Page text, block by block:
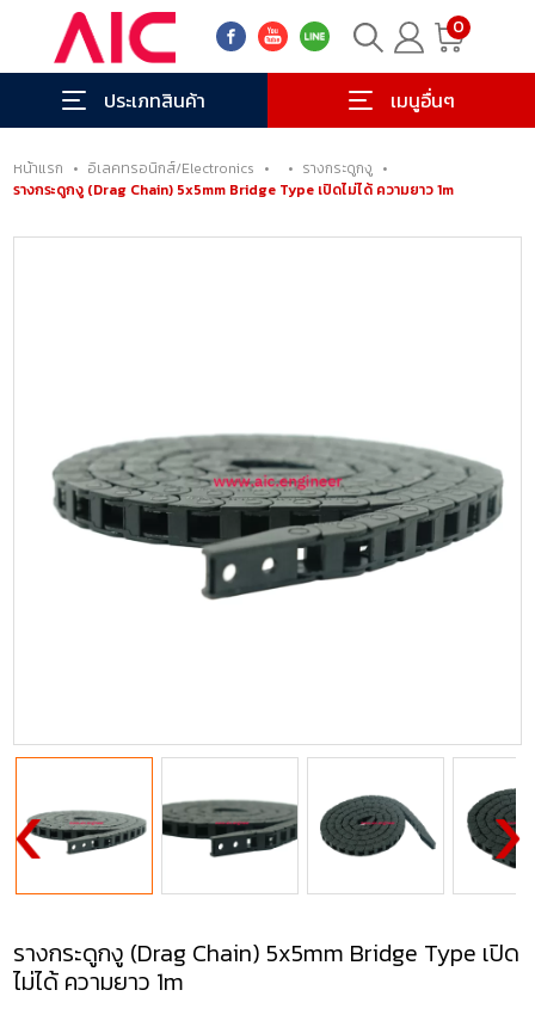
0
ประเภทสินค้า เมนูอื่นๆ
หน้าแรก • อิเลคทรอนิกส์/Electronics • • รางกระดูกงู •
รางกระดูกงู (Drag Chain) 5x5mm Bridge Type เปิดไม่ได้ ความยาว 1m
รางกระดูกงู (Drag Chain) 5x5mm Bridge Type เปิด
ไม่ได้ ความยาว 1m